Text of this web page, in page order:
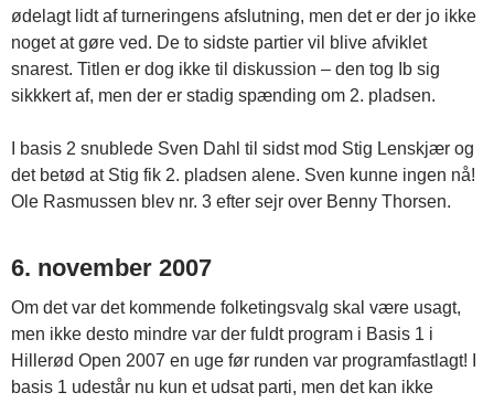
ødelagt lidt af turneringens afslutning, men det er der jo ikke
noget at gøre ved. De to sidste partier vil blive afviklet
snarest. Titlen er dog ikke til diskussion – den tog Ib sig
sikkkert af, men der er stadig spænding om 2. pladsen.
I basis 2 snublede Sven Dahl til sidst mod Stig Lenskjær og
det betød at Stig fik 2. pladsen alene. Sven kunne ingen nå!
Ole Rasmussen blev nr. 3 efter sejr over Benny Thorsen.
6. november 2007
Om det var det kommende folketingsvalg skal være usagt,
men ikke desto mindre var der fuldt program i Basis 1 i
Hillerød Open 2007 en uge før runden var programfastlagt! I
basis 1 udestår nu kun et udsat parti, men det kan ikke